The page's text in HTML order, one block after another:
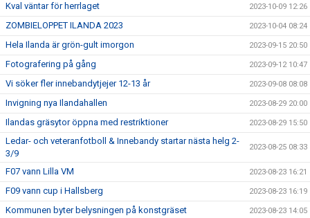
Kval väntar för herrlaget 2023-10-09 12:26
ZOMBIELOPPET ILANDA 2023 2023-10-04 08:24
Hela Ilanda är grön-gult imorgon 2023-09-15 20:50
Fotografering på gång 2023-09-12 10:47
Vi söker fler innebandytjejer 12-13 år 2023-09-08 08:08
Invigning nya Ilandahallen 2023-08-29 20:00
Ilandas gräsytor öppna med restriktioner 2023-08-29 15:50
Ledar- och veteranfotboll & Innebandy startar nästa helg 2-
3/9
2023-08-25 08:33
F07 vann Lilla VM 2023-08-23 16:21
F09 vann cup i Hallsberg 2023-08-23 16:19
Kommunen byter belysningen på konstgräset 2023-08-23 14:05